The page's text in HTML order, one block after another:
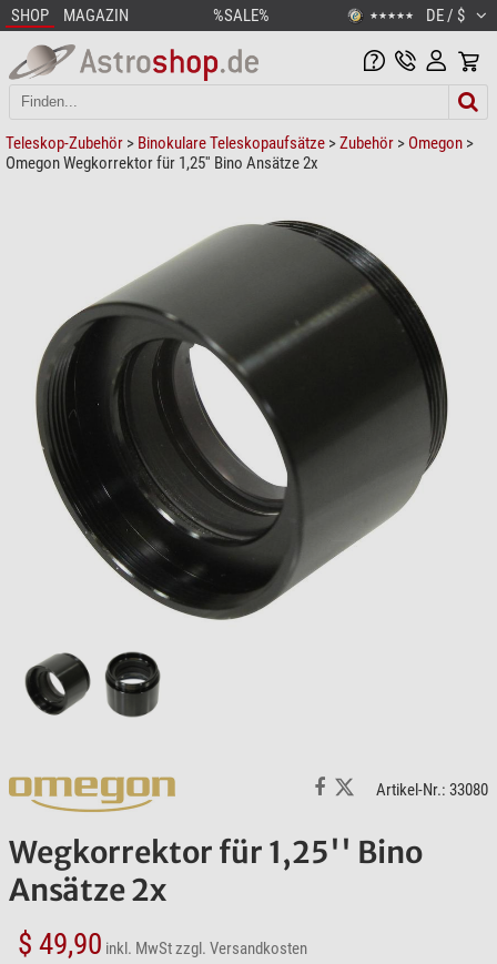
SHOP MAGAZIN %SALE% ★★★★★ DE / $
Teleskop-Zubehör > Binokulare Teleskopaufsätze >Zubehör > Omegon >
Omegon Wegkorrektor für 1,25'' Bino Ansätze 2x
Artikel-Nr.: 33080
Wegkorrektor für 1,25'' Bino
Ansätze 2x
$ 49,90 inkl. MwStzzgl. Versandkosten